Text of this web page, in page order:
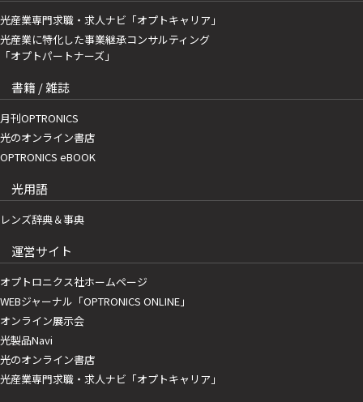
光産業専門求職・求人ナビ「オプトキャリア」
光産業に特化した事業継承コンサルティング
「オプトパートナーズ」
書籍 / 雑誌
月刊OPTRONICS
光のオンライン書店
OPTRONICS eBOOK
光用語
レンズ辞典＆事典
運営サイト
オプトロニクス社ホームページ
WEBジャーナル「OPTRONICS ONLINE」
オンライン展示会
光製品Navi
光のオンライン書店
光産業専門求職・求人ナビ「オプトキャリア」